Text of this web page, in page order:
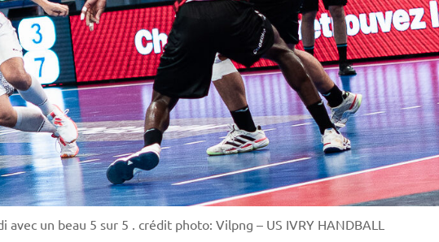
avec un beau 5 sur 5 . crédit photo: Vilpng – US IVRY HANDBALL